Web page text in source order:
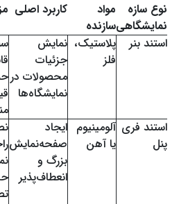
نوع سازه
نمایشگاهی
مواد
سازنده
کاربرد اصلی
استند بنر
پلاستیک،
فلز
نمایش
جزئیات
محصولات در
نمایشگاه‌ها
استند فری
پنل
آلومینیوم
یا آهن
ایجاد
صفحه‌نمایش
بزرگ و
انعطاف‌پذیر